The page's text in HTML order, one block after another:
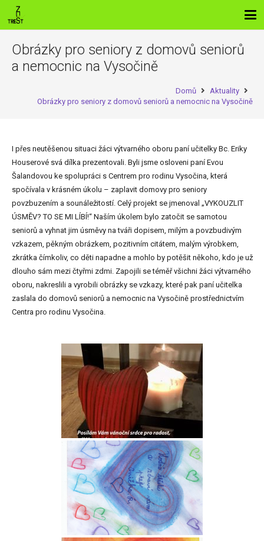
Obrázky pro seniory z domovů seniorů
a nemocnic na Vysočině
Domů
Aktuality
Obrázky pro seniory z domovů seniorů a nemocnic na Vysočině
I přes neutěšenou situaci žáci výtvarného oboru paní učitelky Bc. Eriky
Houserové svá dílka prezentovali. Byli jsme osloveni paní Evou
Šalandovou ke spolupráci s Centrem pro rodinu Vysočina, která
spočívala v krásném úkolu – zaplavit domovy pro seniory
povzbuzením a sounáležitostí. Celý projekt se jmenoval „VYKOUZLIT
ÚSMĚV? TO SE MI LÍBÍ!“ Naším úkolem bylo zatočit se samotou
seniorů a vyhnat jim úsměvy na tváři dopisem, milým a povzbudivým
vzkazem, pěkným obrázkem, pozitivním citátem, malým výrobkem,
zkrátka čímkoliv, co děti napadne a mohlo by potěšit někoho, kdo je už
dlouho sám mezi čtyřmi zdmi. Zapojili se téměř všichni žáci výtvarného
oboru, nakreslili a vyrobili obrázky se vzkazy, které pak paní učitelka
zaslala do domovů seniorů a nemocnic na Vysočině prostřednictvím
Centra pro rodinu Vysočina.